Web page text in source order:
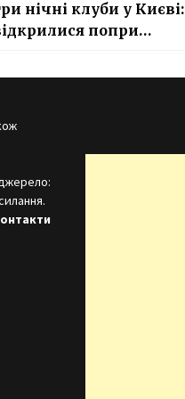
нічні клуби у Києві:
попри